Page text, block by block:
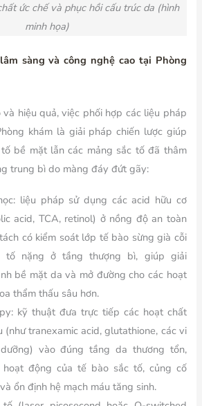
ức chế và phục hồi cấu trúc da (hình
minh họa)
sàng và công nghệ cao tại Phòng
hiệu quả, việc phối hợp các liệu pháp
khám là giải pháp chiến lược giúp
bề mặt lẫn các mảng sắc tố đã thâm
trung bì do màng đáy đứt gãy:
liệu pháp sử dụng các acid hữu cơ
acid, TCA, retinol) ở nồng độ an toàn
có kiểm soát lớp tế bào sừng già cỗi
tố nặng ở tầng thượng bì, giúp giải
bề mặt da và mở đường cho các hoạt
thẩm thấu sâu hơn.
kỹ thuật đưa trực tiếp các hoạt chất
(như tranexamic acid, glutathione, các vi
vào đúng tầng da thương tổn,
động của tế bào sắc tố, củng cố
ổn định hệ mạch máu tăng sinh.